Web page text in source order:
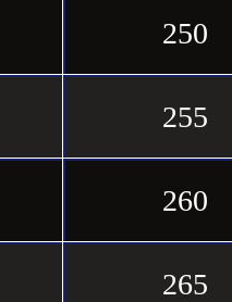
250
255
260
265